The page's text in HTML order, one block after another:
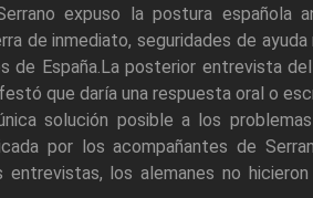
expuso la postura
de inmediato, seguridades de
de España.La posterior entrevista
que daría una respuesta oral o
solución posible a los
por los acompañantes de
entrevistas, los alemanes no